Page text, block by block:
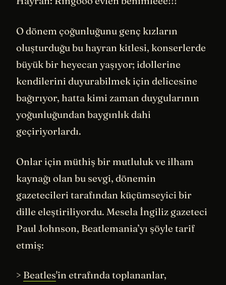
O dönem çoğunluğunu genç kızların
oluşturduğu bu hayran kitlesi, konserlerde
büyük bir heyecan yaşıyor; idollerine
kendilerini duyurabilmek için delicesine
bağırıyor, hatta kimi zaman duygularının
yoğunluğundan baygınlık dahi
geçiriyorlardı.
Onlar için müthiş bir mutluluk ve ilham
kaynağı olan bu sevgi, dönemin
gazetecileri tarafından küçümseyici bir
dille eleştiriliyordu. Mesela İngiliz gazeteci
Paul Johnson, Beatlemania’yı şöyle tarif
etmiş:
> Beatles'in etrafında toplananlar,